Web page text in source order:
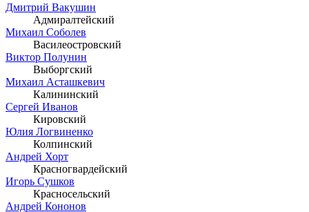
Дмитрий Вакушин
Адмиралтейский
Михаил Соболев
Василеостровский
Виктор Полунин
Выборгский
Михаил Асташкевич
Калининский
Сергей Иванов
Кировский
Юлия Логвиненко
Колпинский
Андрей Хорт
Красногвардейский
Игорь Сушков
Красносельский
Андрей Кононов